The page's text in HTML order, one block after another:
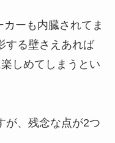
ーも内臓されてま
する壁さえあれば
しめてしまうとい
が、残念な点が2つ